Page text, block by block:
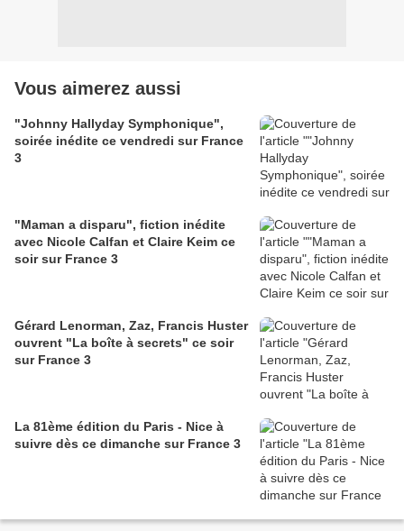
Vous aimerez aussi
"Johnny Hallyday Symphonique",
soirée inédite ce vendredi sur France
3
"Maman a disparu", fiction inédite
avec Nicole Calfan et Claire Keim ce
soir sur France 3
Gérard Lenorman, Zaz, Francis Huster
ouvrent "La boîte à secrets" ce soir
sur France 3
La 81ème édition du Paris - Nice à
suivre dès ce dimanche sur France 3